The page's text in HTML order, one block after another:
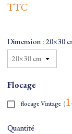
TTC
Dimension : 20×30
Flocage
flocage Vintage (
Quantité